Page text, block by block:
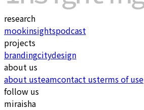
research
mookinsightspodcast
projects
brandingcitydesign
about us
about usteamcontact usterms of use
follow us
miraisha